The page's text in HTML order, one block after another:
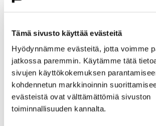
Tämä sivusto käyttää evästeitä
Hyödynnämme evästeitä, jotta voimme
jatkossa paremmin. Käytämme tätä
sivujen käyttökokemuksen
kohdennetun markkinoinnin
evästeistä ovat välttämättömiä sivuston
toiminnallisuuden kannalta.
Kyseessä oli kokeilu, joka toteutettiin
oli laiterikosta johtuva ääniongelma,
suurimmaksi osaksi ratkottua
– Kuulemme mielellämme palautetta
videolähetyksestä ja kokemuksia siitä,
sellaista jatkossa. Palautetta voi jättää
verkkolomakkeen kautta, kertoo